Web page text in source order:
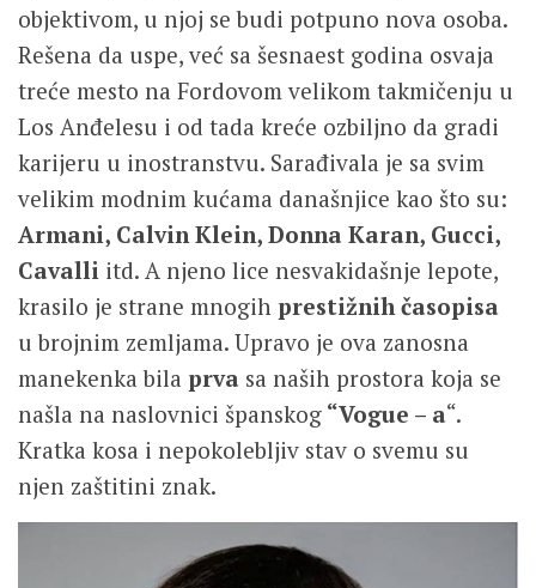
objektivom, u njoj se budi potpuno nova osoba.
Rešena da uspe, već sa šesnaest godina osvaja
treće mesto na Fordovom velikom takmičenju u
Los Anđelesu i od tada kreće ozbiljno da gradi
karijeru u inostranstvu. Sarađivala je sa svim
velikim modnim kućama današnjice kao što su:
Armani, Calvin Klein, Donna Karan, Gucci,
Cavalli itd. A njeno lice nesvakidašnje lepote,
krasilo je strane mnogih prestižnih časopisa
u brojnim zemljama. Upravo je ova zanosna
manekenka bila prva sa naših prostora koja se
našla na naslovnici španskog “Vogue – a“.
Kratka kosa i nepokolebljiv stav o svemu su
njen zaštitini znak.